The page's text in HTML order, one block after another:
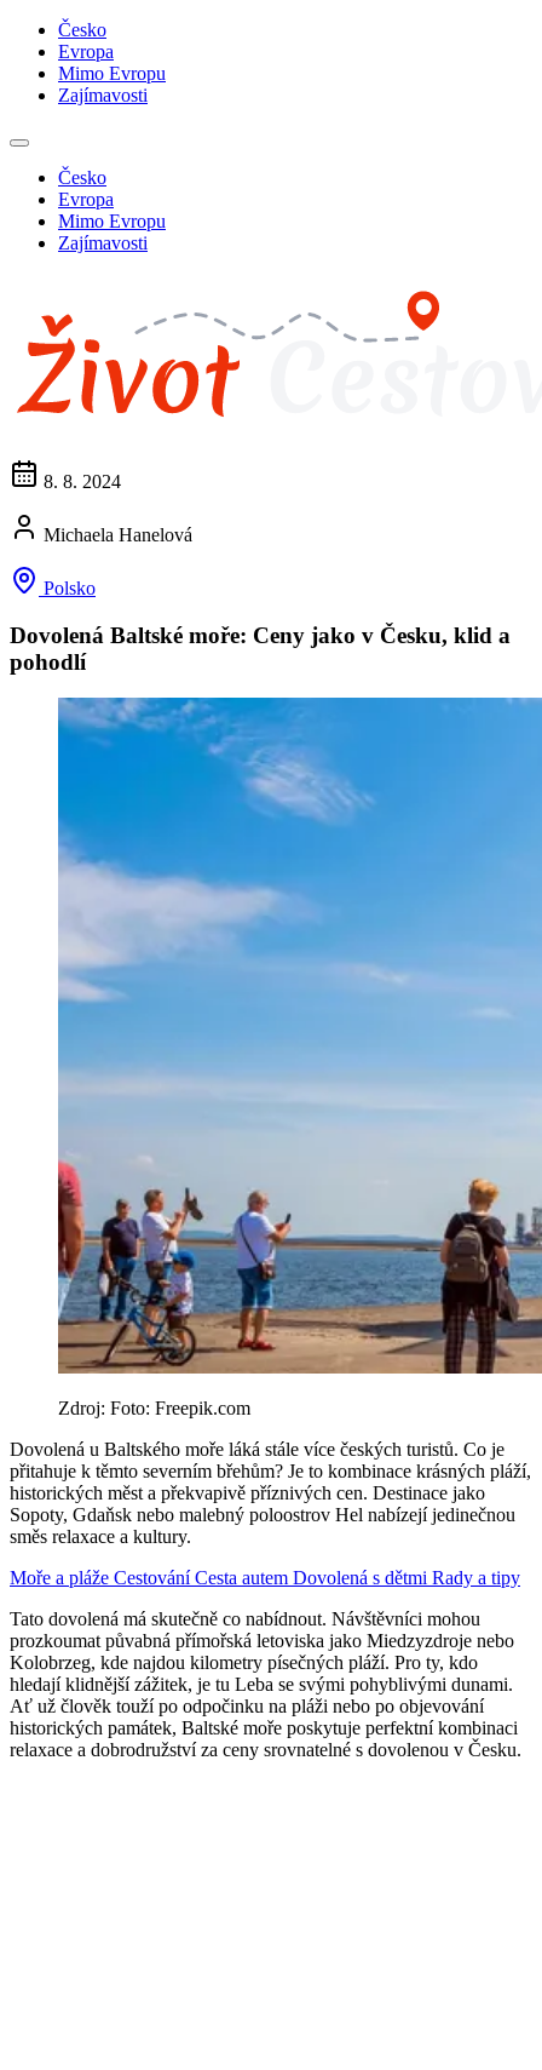
Česko
Evropa
Mimo Evropu
Zajímavosti
Česko
Evropa
Mimo Evropu
Zajímavosti
8. 8. 2024
Michaela Hanelová
Polsko
Dovolená Baltské moře: Ceny jako v Česku, klid a
pohodlí
Zdroj: Foto: Freepik.com
Dovolená u Baltského moře láká stále více českých turistů. Co je
přitahuje k těmto severním břehům? Je to kombinace krásných pláží,
historických měst a překvapivě příznivých cen. Destinace jako
Sopoty, Gdaňsk nebo malebný poloostrov Hel nabízejí jedinečnou
směs relaxace a kultury.
Moře a pláže CestováníCesta autem Dovolená s dětmi Rady a tipy
Tato dovolená má skutečně co nabídnout. Návštěvníci mohou
prozkoumat půvabná přímořská letoviska jako Miedzyzdroje nebo
Kolobrzeg, kde najdou kilometry písečných pláží. Pro ty, kdo
hledají klidnější zážitek, je tu Leba se svými pohyblivými dunami.
Ať už člověk touží po odpočinku na pláži nebo po objevování
historických památek, Baltské moře poskytuje perfektní kombinaci
relaxace a dobrodružství za ceny srovnatelné s dovolenou v Česku.